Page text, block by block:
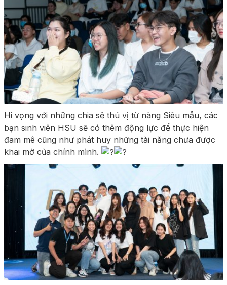
Hi vọng với những chia sẻ thú vị từ nàng Siêu mẫu, các
bạn sinh viên HSU sẽ có thêm động lực để thực hiện
đam mê cũng như phát huy những tài năng chưa được
khai mở của chính mình.